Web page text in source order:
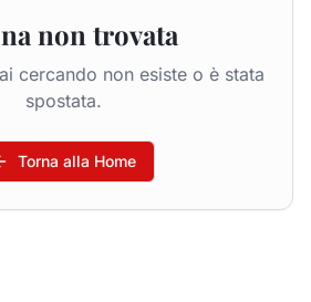
non trovata
cercando non esiste o è stata
spostata.
Torna alla Home